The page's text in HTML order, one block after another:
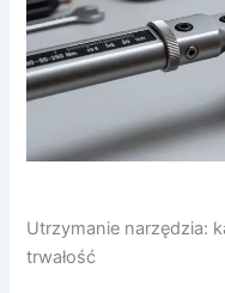
Utrzymanie narzędzia:
trwałość